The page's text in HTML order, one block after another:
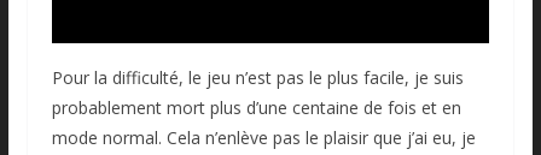
Pour la difficulté, le jeu n’est pas le plus facile, je suis
probablement mort plus d’une centaine de fois et en
mode normal. Cela n’enlève pas le plaisir que j’ai eu, je